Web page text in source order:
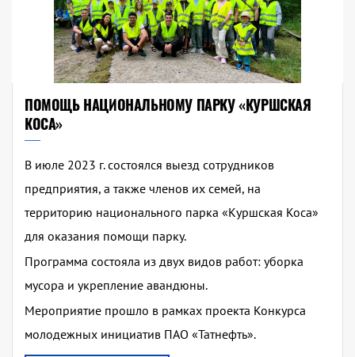
ПОМОЩЬ НАЦИОНАЛЬНОМУ ПАРКУ «КУРШСКАЯ
КОСА»
В июле 2023 г. состоялся выезд сотрудников
предприятия, а также членов их семей, на
территорию национального парка «Куршская Коса»
для оказания помощи парку.
Программа состояла из двух видов работ: уборка
мусора и укрепление авандюны.
Мероприятие прошло в рамках проекта Конкурса
молодежных инициатив ПАО «Татнефть».